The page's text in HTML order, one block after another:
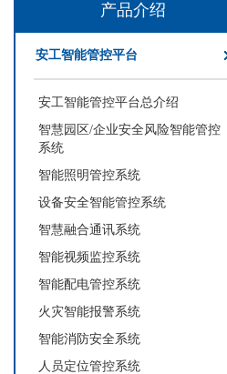
产品介绍
安工智能管控平台
安工智能管控平台总介绍
智慧园区/企业安全风险智能管控
系统
智能照明管控系统
设备安全智能管控系统
智慧融合通讯系统
智能视频监控系统
智能配电管控系统
火灾智能报警系统
智能消防安全系统
人员定位管控系统